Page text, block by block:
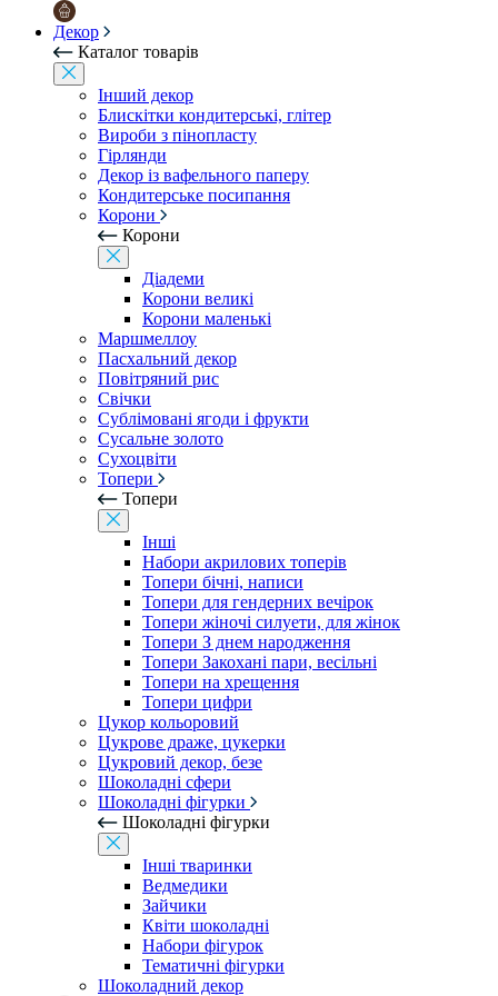
Декор
Каталог товарів
Інший декор
Блискітки кондитерські, глітер
Вироби з пінопласту
Гірлянди
Декор із вафельного паперу
Кондитерське посипання
Корони
Корони
Діадеми
Корони великі
Корони маленькі
Маршмеллоу
Пасхальний декор
Повітряний рис
Свічки
Сублімовані ягоди і фрукти
Сусальне золото
Сухоцвіти
Топери
Топери
Інші
Набори акрилових топерів
Топери бічні, написи
Топери для гендерних вечірок
Топери жіночі силуети, для жінок
Топери З днем ​​народження
Топери Закохані пари, весільні
Топери на хрещення
Топери цифри
Цукор кольоровий
Цукрове драже, цукерки
Цукровий декор, безе
Шоколадні сфери
Шоколадні фігурки
Шоколадні фігурки
Інші тваринки
Ведмедики
Зайчики
Квіти шоколадні
Набори фігурок
Тематичні фігурки
Шоколадний декор